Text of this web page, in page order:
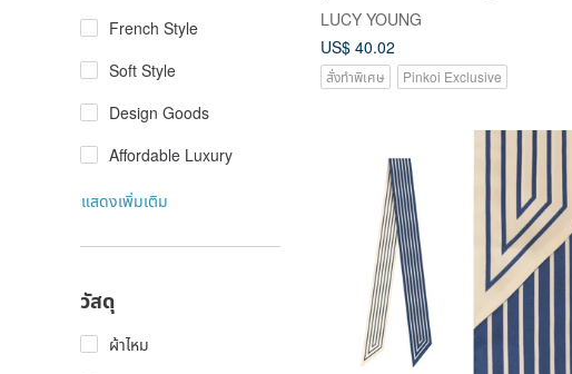
French Style
Soft Style
Design Goods
Affordable Luxury
แสดงเพิ่มเติม
วัสดุ
ผ้าไหม
LUCY YOUNG
US$ 40.02
สั่งทำพิเศษ Pinkoi Exclusive